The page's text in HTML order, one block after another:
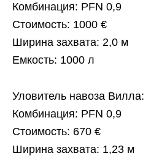
Комбинация: PFN 0,9
Стоимость: 1000 €
Ширина захвата: 2,0 м
Емкость: 1000 л
Уловитель навоза Вилла:
Комбинация: PFN 0,9
Стоимость: 670 €
Ширина захвата: 1,23 м